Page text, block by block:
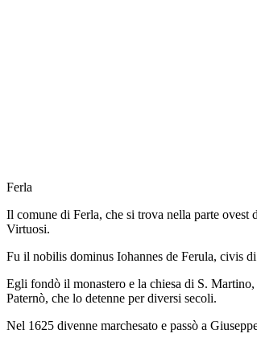
Ferla
Il comune di Ferla, che si trova nella parte
Virtuosi.
Fu il nobilis dominus Iohannes de Ferula, civis
Egli fondò il monastero e la chiesa di S.
Paternò, che lo detenne per diversi secoli.
Nel 1625 divenne marchesato e passò a